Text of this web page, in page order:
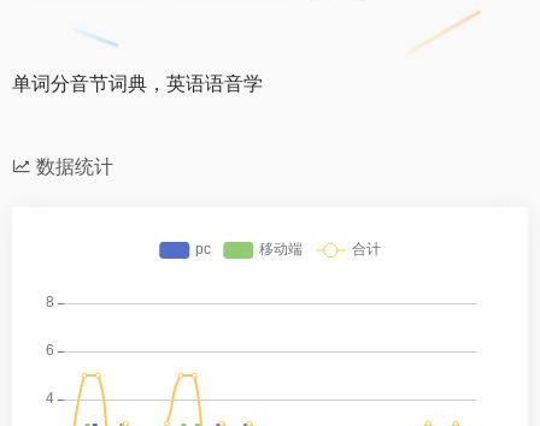
单词分音节词典，英语语音学
数据统计